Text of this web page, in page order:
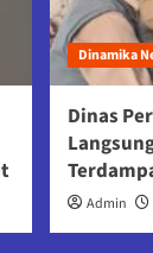
Dinamika
Dinas
Admin